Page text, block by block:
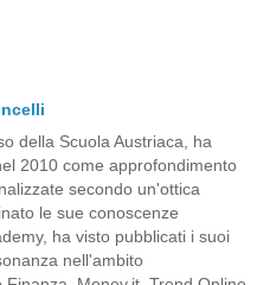
della Scuola Austriaca, ha
2010 come approfondimento
secondo un'ottica
le sue conoscenze
ha visto pubblicati i suoi
nell'ambito